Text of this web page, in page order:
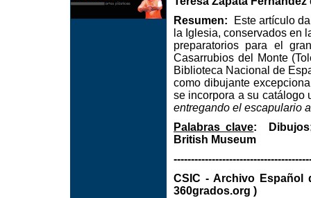
Resumen: Este artículo
la Iglesia, conservados en
preparatorios para el
Casarrubios del Monte
Biblioteca Nacional de
como dibujante
se incorpora a su
entregando el escapulario
Palabras clave:
British Museum
CSIC - Archivo
360grados.org )